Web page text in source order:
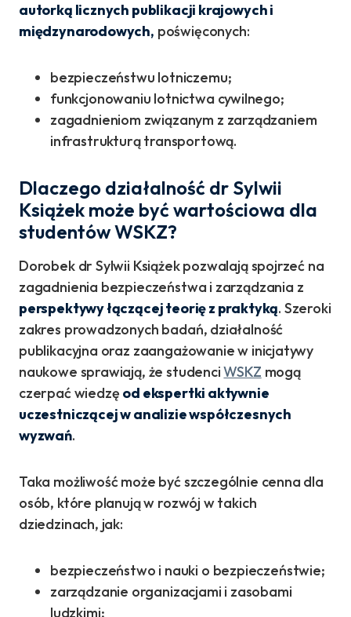
autorką licznych publikacji krajowych i
międzynarodowych, poświęconych:
bezpieczeństwu lotniczemu;
funkcjonowaniu lotnictwa cywilnego;
zagadnieniom związanym z zarządzaniem
infrastrukturą transportową.
Dlaczego działalność dr Sylwii
Książek może być wartościowa dla
studentów WSKZ?
Dorobek dr Sylwii Książek pozwalają spojrzeć na
zagadnienia bezpieczeństwa i zarządzania z
perspektywy łączącej teorię z praktyką. Szeroki
zakres prowadzonych badań, działalność
publikacyjna oraz zaangażowanie w inicjatywy
naukowe sprawiają, że studenciWSKZ mogą
czerpać wiedzę od ekspertki aktywnie
uczestniczącej w analizie współczesnych
wyzwań.
Taka możliwość może być szczególnie cenna dla
osób, które planują w rozwój w takich
dziedzinach, jak:
bezpieczeństwo i nauki o bezpieczeństwie;
zarządzanie organizacjami i zasobami
ludzkimi;